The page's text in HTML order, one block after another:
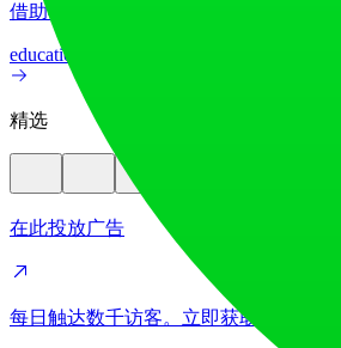
借助我们先进的AI图像翻译器，在70
education
精选
在此投放广告
每日触达数千访客。立即获取您的位置